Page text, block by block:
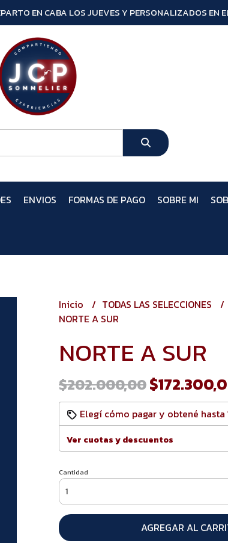
EN CABA LOS JUEVES Y PERSONALIZADOS EN
ENVIOS FORMAS DE PAGO SOBRE MI
Inicio TODAS LAS SELECCIONES
NORTE A SUR
NORTE A SUR
$202.000,00
Elegí cómo pagar y obtené hasta
Ver cuotas y descuentos
Cantidad
AGREGAR AL